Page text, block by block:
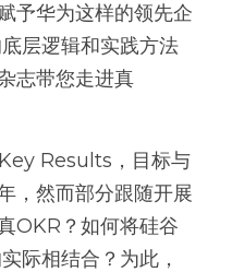
予华为这样的领先企
层逻辑和实践方法
志带您走进真
Results，目标与
，然而部分跟随开展
OKR？如何将硅谷
际相结合？为此，